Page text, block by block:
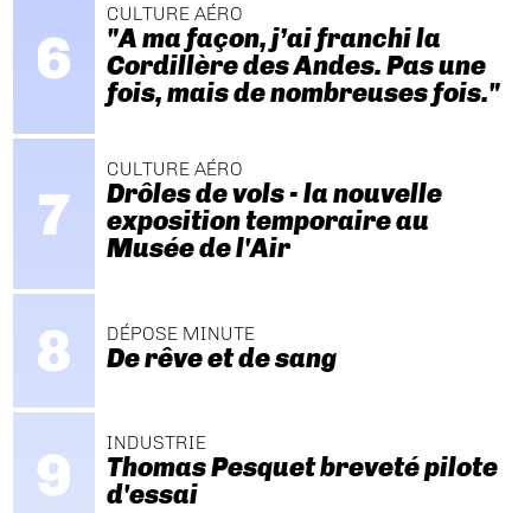
CULTURE AÉRO
"A ma façon, j’ai franchi la
Cordillère des Andes. Pas une
fois, mais de nombreuses fois."
CULTURE AÉRO
Drôles de vols - la nouvelle
exposition temporaire au
Musée de l'Air
DÉPOSE MINUTE
De rêve et de sang
INDUSTRIE
Thomas Pesquet breveté pilote
d'essai